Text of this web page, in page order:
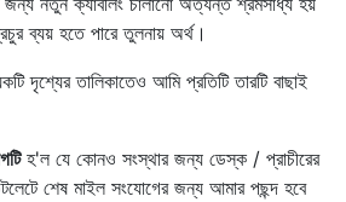
ব্যয় হতে পারে তুলনায় অর্থ।
দৃশ্যের তালিকাতেও আমি প্রতিটি তারটি বাছাই
হ'ল যে কোনও সংস্থার জন্য ডেস্ক / প্রাচীরের
শেষ মাইল সংযোগের জন্য আমার পছন্দ হবে